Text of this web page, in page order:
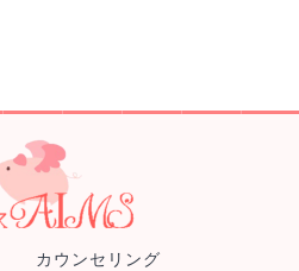
カウンセリング